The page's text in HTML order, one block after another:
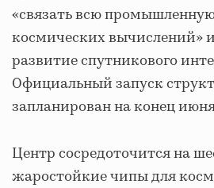
«связать всю
космических вычислений»
развитие спутникового
Официальный запуск
запланирован на конец
Центр сосредоточится на
жаростойкие чипы для